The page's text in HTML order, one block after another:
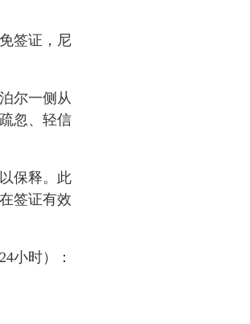
签证，尼
尔一侧从
忽、轻信
保释。此
签证有效
小时）：